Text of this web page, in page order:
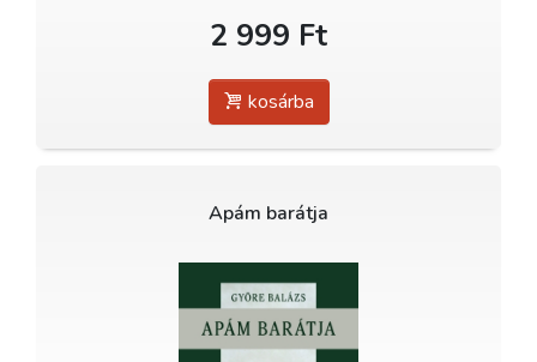
2 999 Ft
kosárba
Apám barátja